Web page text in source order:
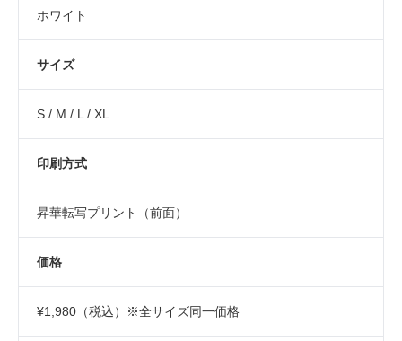
ホワイト
サイズ
S / M / L / XL
印刷方式
昇華転写プリント（前面）
価格
¥1,980（税込）※全サイズ同一価格